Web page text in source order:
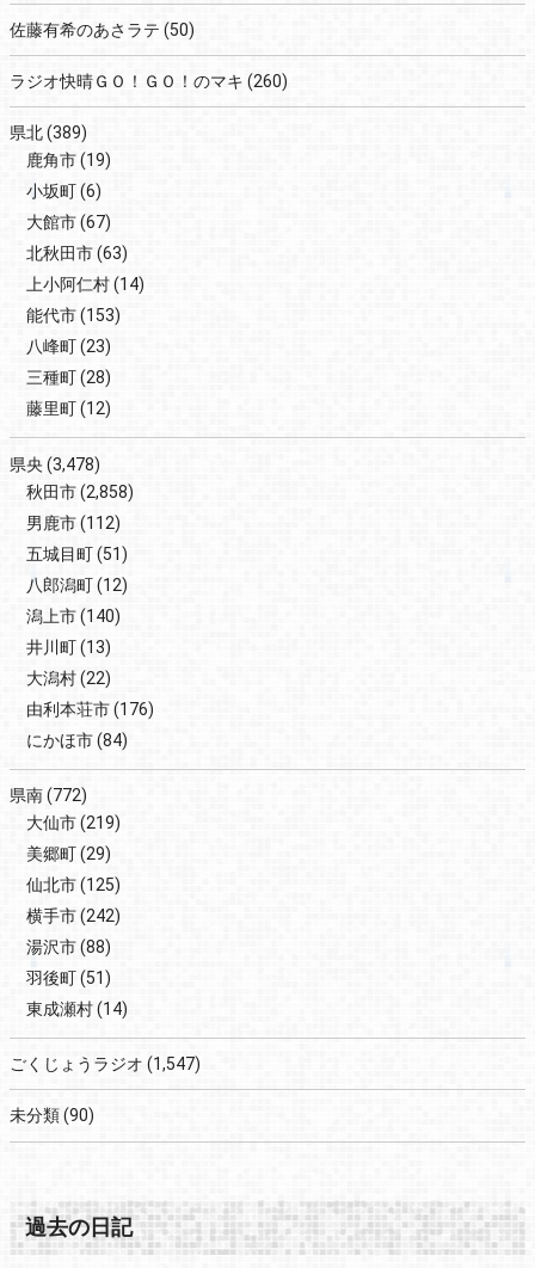
佐藤有希のあさラテ (50)
ラジオ快晴ＧＯ！ＧＯ！のマキ (260)
県北(389)
鹿角市(19)
小坂町(6)
大館市(67)
北秋田市(63)
上小阿仁村(14)
能代市(153)
八峰町(23)
三種町(28)
藤里町(12)
県央(3,478)
秋田市(2,858)
男鹿市(112)
五城目町(51)
八郎潟町(12)
潟上市(140)
井川町(13)
大潟村(22)
由利本荘市(176)
にかほ市(84)
県南(772)
大仙市(219)
美郷町(29)
仙北市(125)
横手市(242)
湯沢市(88)
羽後町(51)
東成瀬村(14)
ごくじょうラジオ (1,547)
未分類(90)
過去の日記